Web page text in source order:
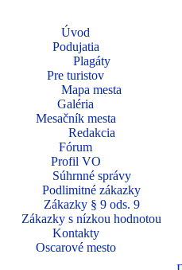
Úvod
Podujatia
Plagáty
Pre turistov
Mapa mesta
Galéria
Mesačník mesta
Redakcia
Fórum
Profil VO
Súhrnné správy
Podlimitné zákazky
Zákazky § 9 ods. 9
Zákazky s nízkou hodnotou
Kontakty
Oscarové mesto